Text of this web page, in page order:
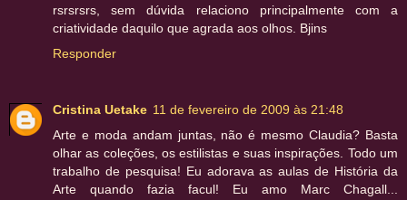
rsrsrsrs, sem dúvida relaciono principalmente com a
criatividade daquilo que agrada aos olhos. Bjins
Responder
Cristina Uetake 11 de fevereiro de 2009 às 21:48
Arte e moda andam juntas, não é mesmo Claudia? Basta
olhar as coleções, os estilistas e suas inspirações. Todo um
trabalho de pesquisa! Eu adorava as aulas de História da
Arte quando fazia facul! Eu amo Marc Chagall...